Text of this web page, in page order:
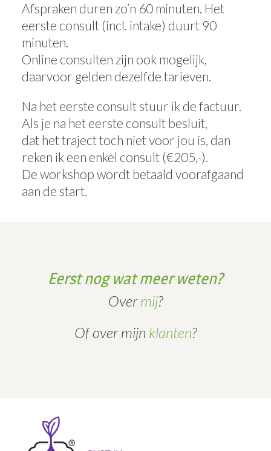
Afspraken duren zo’n 60 minuten. Het
eerste consult (incl. intake) duurt 90
minuten.
Online consulten zijn ook mogelijk,
daarvoor gelden dezelfde tarieven.
Na het eerste consult stuur ik de factuur.
Als je na het eerste consult besluit,
dat het traject toch niet voor jou is, dan
reken ik een enkel consult (€205,-).
De workshop wordt betaald voorafgaand
aan de start.
Eerst nog wat meer weten?
Over mij?
Of over mijn klanten?